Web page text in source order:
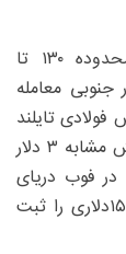
در ارزیابی هفتگی، شمش فولادی ایران در محدوده ۱۳۰ تا
بنادر جنوبی معامله
فولادی تایلند
نیز ۴۵۰دلار در هر تن CFR از ایران بود و با کاهش مشابه ۳ دلار
فوب دریای
سیاه با رقم ۴۶۰دلار در هر تن، کاهش قابل‌توجه ۱۵دلاری را ثبت